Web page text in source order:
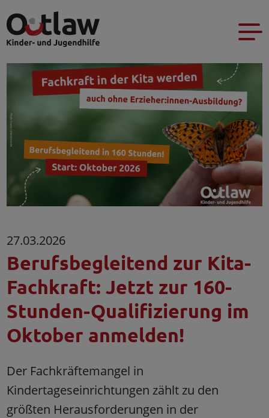
27.03.2026
Berufsbegleitend zur Kita-
Fachkraft: Jetzt zur 160-
Stunden-Qualifizierung im
Oktober anmelden!
Der Fachkräftemangel in
Kindertageseinrichtungen zählt zu den
größten Herausforderungen in der